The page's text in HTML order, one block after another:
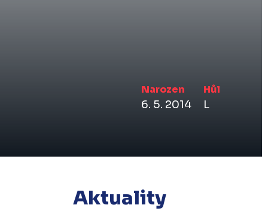
Narozen
6. 5. 2014
Hůl
L
Aktuality